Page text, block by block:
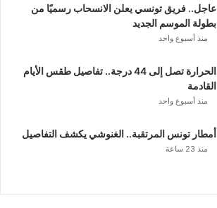
عاجل.. فريق تونسي يعلن الانسحاب رسميًا من
بطولة الموسم الجديد
منذ أسبوع واحد
الحرارة تصل إلى 44 درجة.. تفاصيل طقس الأيام
القادمة
منذ أسبوع واحد
أمطار تونس المرتقبة.. الغنوشي يكشف التفاصيل
منذ 23 ساعة